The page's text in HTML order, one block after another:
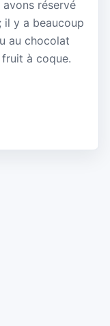
réservé
il y a beaucoup
au chocolat
à coque.